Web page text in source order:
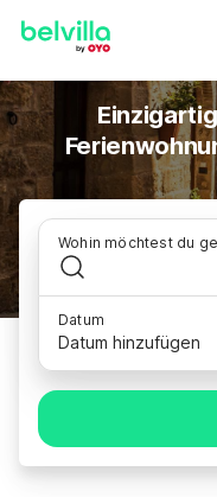
Wohin möchtest du
Datum
Datum hinzufügen